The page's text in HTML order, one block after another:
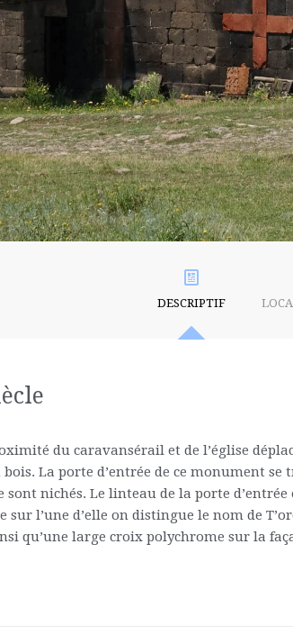
DESCRIPTIF
du caravansérail et de l’église
La porte d’entrée de ce monument
sont nichés. Le linteau de la porte
l’une d’elle on distingue le nom de
qu’une large croix polychrome sur la